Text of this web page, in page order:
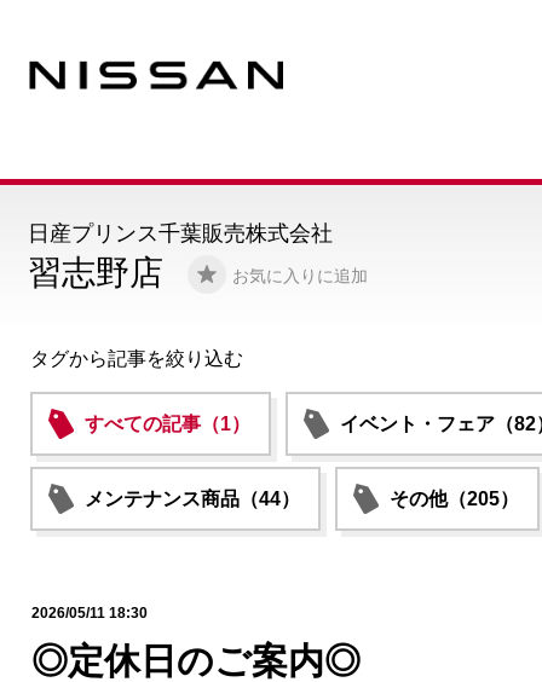
習志野店 お気に入りに追加
日産プリンス千葉販売株式会社
タグから記事を絞り込む
すべての記事（1） イベント・フェア（82
メンテナンス商品（44） その他（205）
2026/05/11 18:30
◎定休日のご案内◎